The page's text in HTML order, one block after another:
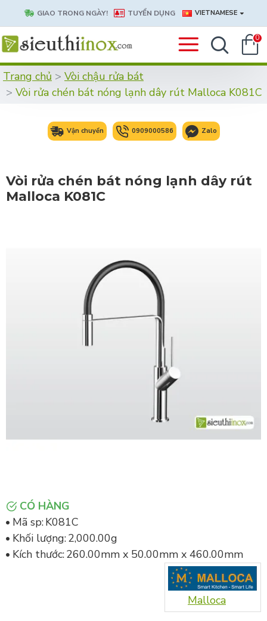
GIAO TRONG NGÀY! TUYỂN DỤNG VIETNAMESE
0
Trang chủ
Vòi chậu rửa bát
Vòi rửa chén bát nóng lạnh dây rút Malloca K081C
Vận chuyển 0909000586 Zalo
Vòi rửa chén bát nóng lạnh dây rút
Malloca K081C
CÓ HÀNG
Mã sp:K081C
Khối lượng:2,000.00g
Kích thước:260.00mm x 50.00mm x 460.00mm
Malloca